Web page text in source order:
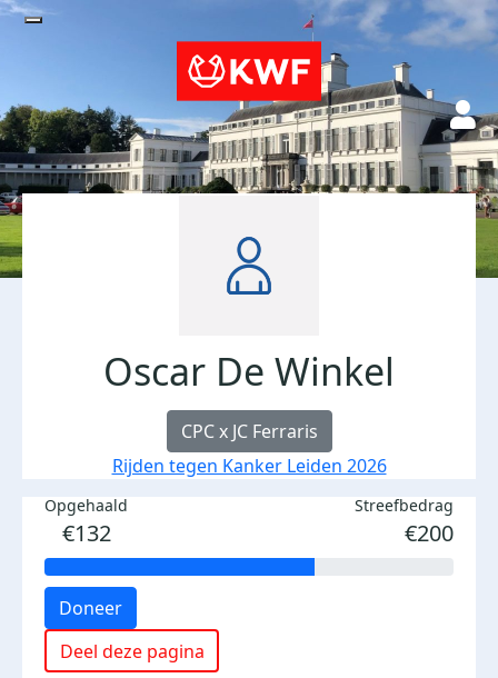
Oscar De Winkel
CPC x JC Ferraris
Rijden tegen Kanker Leiden 2026
Opgehaald
€132
Streefbedrag
€200
Doneer
Deel deze pagina